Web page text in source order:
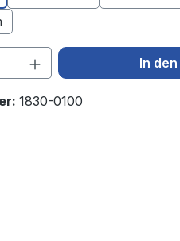
Gib den
In
1830-0100